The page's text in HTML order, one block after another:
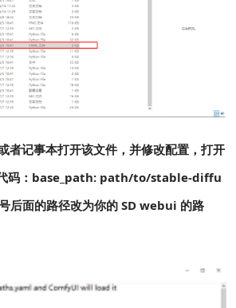
记事本打开该文件，并修改配置，打开
代码：base_path: path/to/stable-diffu
后面的路径改为你的 SD webui 的路